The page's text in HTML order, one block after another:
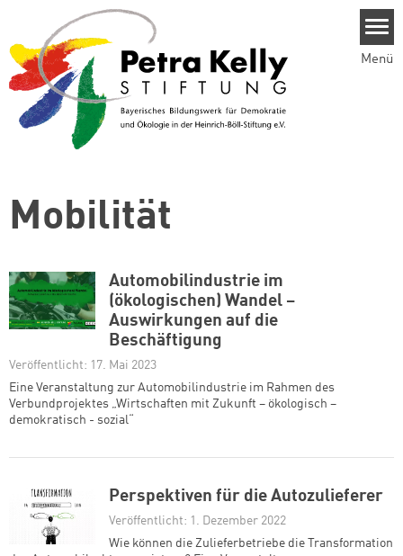
Menü
Mobilität
Automobilindustrie im
(ökologischen) Wandel –
Auswirkungen auf die
Beschäftigung
Veröffentlicht: 17. Mai 2023
Eine Veranstaltung zur Automobilindustrie im Rahmen des
Verbundprojektes „Wirtschaften mit Zukunft – ökologisch –
demokratisch - sozial“
Perspektiven für die Autozulieferer
Veröffentlicht: 1. Dezember 2022
Wie können die Zulieferbetriebe die Transformation